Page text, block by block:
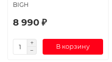
BIGH
8 990 ₽
В корзину